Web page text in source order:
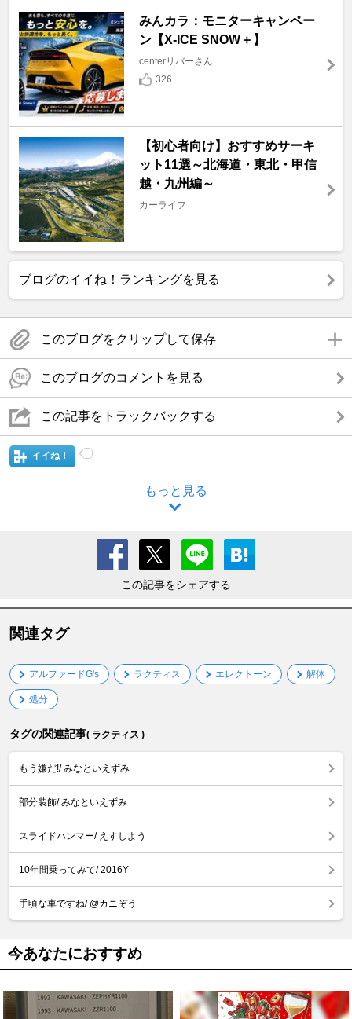
みんカラ：モニターキャンペー
ン【X-ICE SNOW＋】
centerリバーさん
326
【初心者向け】おすすめサーキ
ット11選～北海道・東北・甲信
越・九州編～
カーライフ
ブログのイイね！ランキングを見る
このブログをクリップして保存
このブログのコメントを見る
この記事をトラックバックする
イイね！
もっと見る
この記事をシェアする
関連タグ
アルファードG's ラクティス エレクトーン 解体
処分
タグの関連記事( ラクティス )
もう嫌だ!/ みなといえずみ
部分装飾/ みなといえずみ
スライドハンマー/ えすしよう
10年間乗ってみて/ 2016Y
手頃な車ですね/ @カニぞう
今あなたにおすすめ